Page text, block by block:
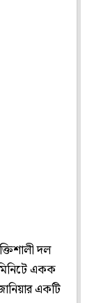
দল
একক
একটি